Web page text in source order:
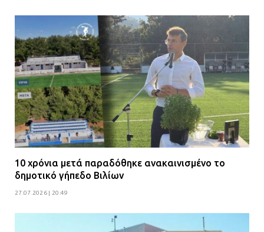
10 χρόνια μετά παραδόθηκε ανακαινισμένο το
δημοτικό γήπεδο Βιλίων
27.07.2026 | 20:49